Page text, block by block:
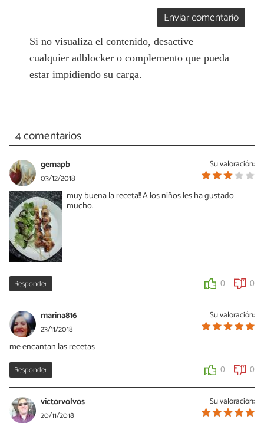
Enviar comentario
Si no visualiza el contenido, desactive
cualquier adblocker o complemento que pueda
estar impidiendo su carga.
4 comentarios
Su valoración:
gemapb
03/12/2018
muy buena la receta!! A los niños les ha gustado
mucho.
Responder 0 0
Su valoración:
marina816
23/11/2018
me encantan las recetas
Responder 0 0
Su valoración:
victorvolvos
20/11/2018